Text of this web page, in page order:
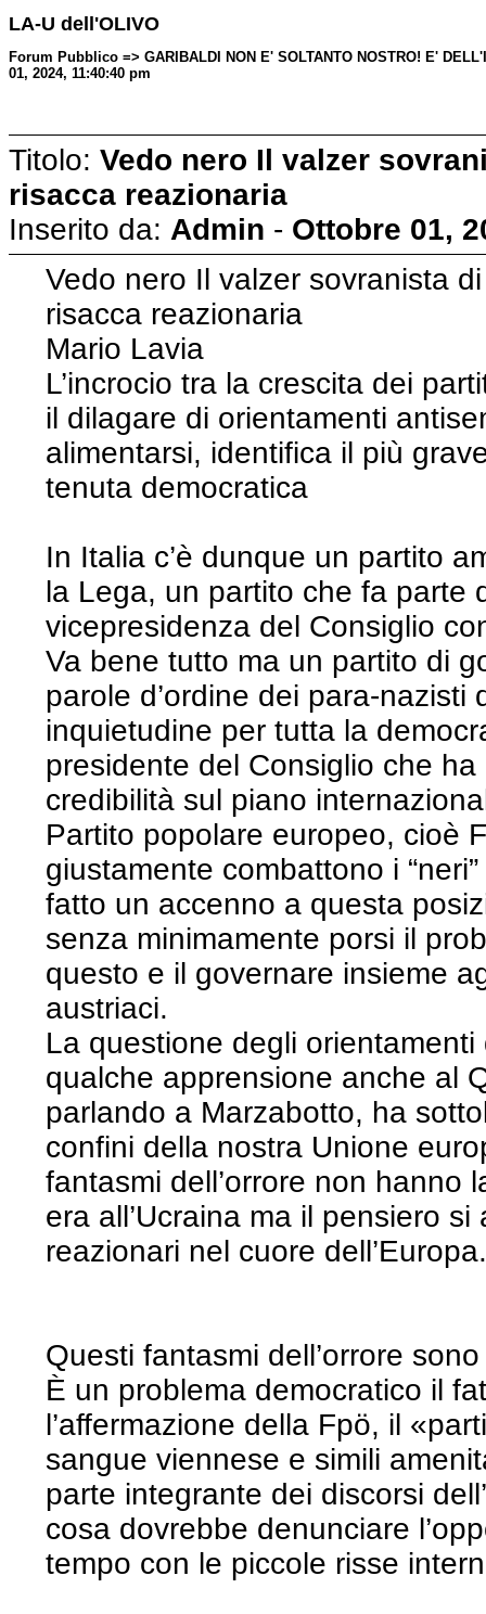
LA-U dell'OLIVO
Forum Pubblico => GARIBALDI NON E' SOLTANTO NOSTRO! E'
01, 2024, 11:40:40 pm
Titolo: Vedo nero Il valzer
risacca reazionaria
Inserito da: Admin - Ottobre 01,
Vedo nero Il valzer sovranista
risacca reazionaria
Mario Lavia
L’incrocio tra la crescita dei
il dilagare di orientamenti
alimentarsi, identifica il più
tenuta democratica
In Italia c’è dunque un partito
la Lega, un partito che fa parte
vicepresidenza del Consiglio
Va bene tutto ma un partito di
parole d’ordine dei para-
inquietudine per tutta la
presidente del Consiglio che
credibilità sul piano
Partito popolare europeo, cioè
giustamente combattono i
fatto un accenno a questa
senza minimamente porsi il
questo e il governare insieme
austriaci.
La questione degli
qualche apprensione anche al
parlando a Marzabotto, ha
confini della nostra Unione
fantasmi dell’orrore non hanno
era all’Ucraina ma il pensiero
reazionari nel cuore
Questi fantasmi dell’orrore
È un problema democratico il
l’affermazione della Fpö, il
sangue viennese e simili
parte integrante dei discorsi
cosa dovrebbe denunciare
tempo con le piccole risse